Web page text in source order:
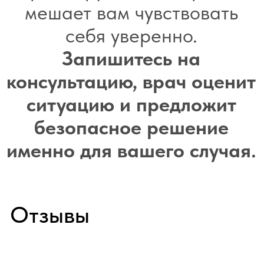
Пациентам
Направления
Вакансии
Медицинские услуги
Комплексные программы
Лицензии
Профилактика терроризма
Противодействие коррупции
Лечение по ОМС
Налоговый вычет